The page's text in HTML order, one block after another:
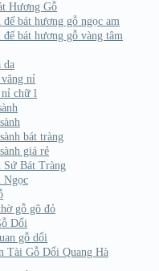
Hương Gỗ
đế bát hương gỗ ngọc am
đế bát hương gỗ vàng tâm
da
văng nỉ
nỉ chữ l
bát tràng
giá rẻ
Sứ Bát Tràng
Ngọc
gỗ gõ đỏ
Dổi
gỗ dổi
Tài Gỗ Dổi Quang Hà